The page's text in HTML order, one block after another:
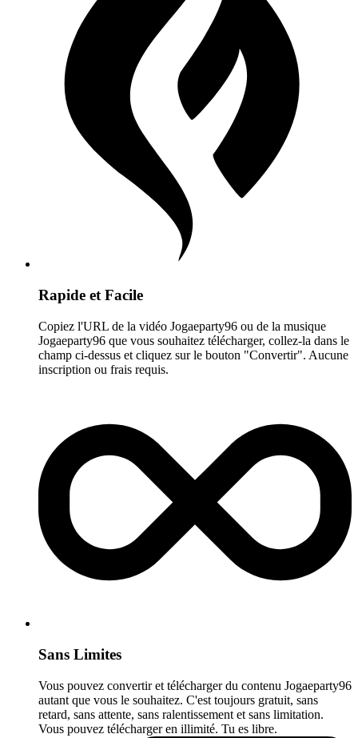
Rapide et Facile
Copiez l'URL de la vidéo Jogaeparty96 ou de la musique
Jogaeparty96 que vous souhaitez télécharger, collez-la dans le
champ ci-dessus et cliquez sur le bouton "Convertir". Aucune
inscription ou frais requis.
Sans Limites
Vous pouvez convertir et télécharger du contenu Jogaeparty96
autant que vous le souhaitez. C'est toujours gratuit, sans
retard, sans attente, sans ralentissement et sans limitation.
Vous pouvez télécharger en illimité. Tu es libre.